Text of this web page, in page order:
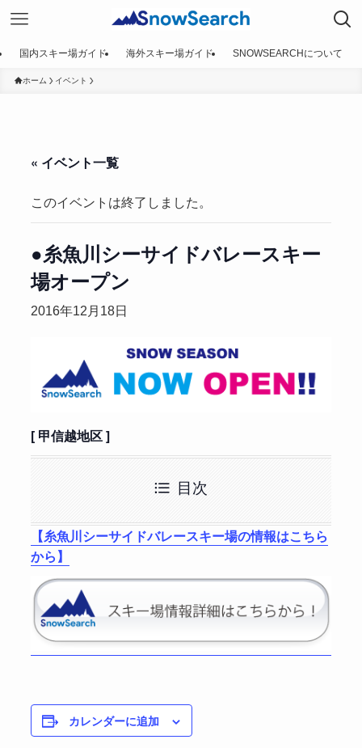
国内スキー場ガイド 海外スキー場ガイド SNOWSEARCHについて
ホーム イベント
« イベント一覧
このイベントは終了しました。
●糸魚川シーサイドバレースキー
場オープン
2016年12月18日
[ 甲信越地区 ]
目次
【糸魚川シーサイドバレースキー場の情報はこちら
から】
カレンダーに追加